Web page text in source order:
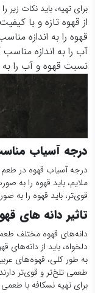
برای تهیه، باید نکات زیر
از قهوه تازه و با
قهوه را به اندازه
آب را به اندازه
نسبت قهوه و آب را
درجه آسیاب
درجه آسیاب قهوه در طعم
ملایم، باید قهوه را به
قوی‌تر، باید قهوه را به
تاثیر دانه های
دانه‌های قهوه مختلف
دلخواه، باید از دانه‌های
به طور کلی، قهوه‌های
طعمی تلخ‌تر و قوی‌تر
برای تهیه نسکافه با